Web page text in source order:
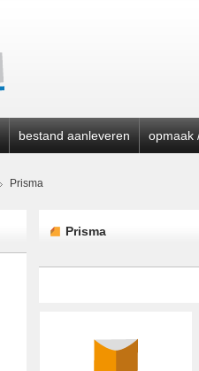
bestand aanleveren opmaak
Prisma
Prisma